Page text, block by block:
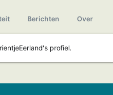
Berichten Over
profiel.